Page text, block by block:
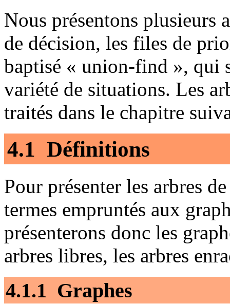
Nous présentons plusieurs
de décision, les files de
baptisé « union-find », qui
variété de situations. Les
traités dans le chapitre
4.1 Définitions
Pour présenter les arbres
termes empruntés aux
présenterons donc les
arbres libres, les arbres
4.1.1 Graphes